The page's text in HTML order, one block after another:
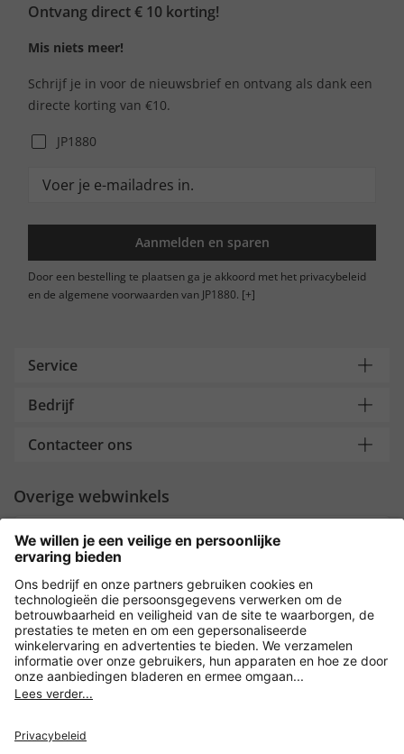
Ontvang direct € 10 korting!
Mis niets meer!
Schrijf je in voor de nieuwsbrief en ontvang als dank een
directe korting van €10.
JP1880
Aanmelden en sparen
Door een bestelling te plaatsen ga je akkoord met het privacybeleid
en de algemene voorwaarden van JP1880. [+]
Service
Bedrijf
Contacteer ons
Overige webwinkels
Nederland
Payment and Delivery
Versleuteling met